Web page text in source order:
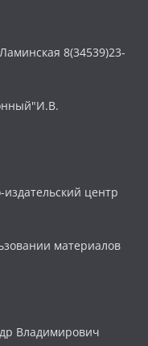
8(34539)23-
центр
материалов
Владимирович